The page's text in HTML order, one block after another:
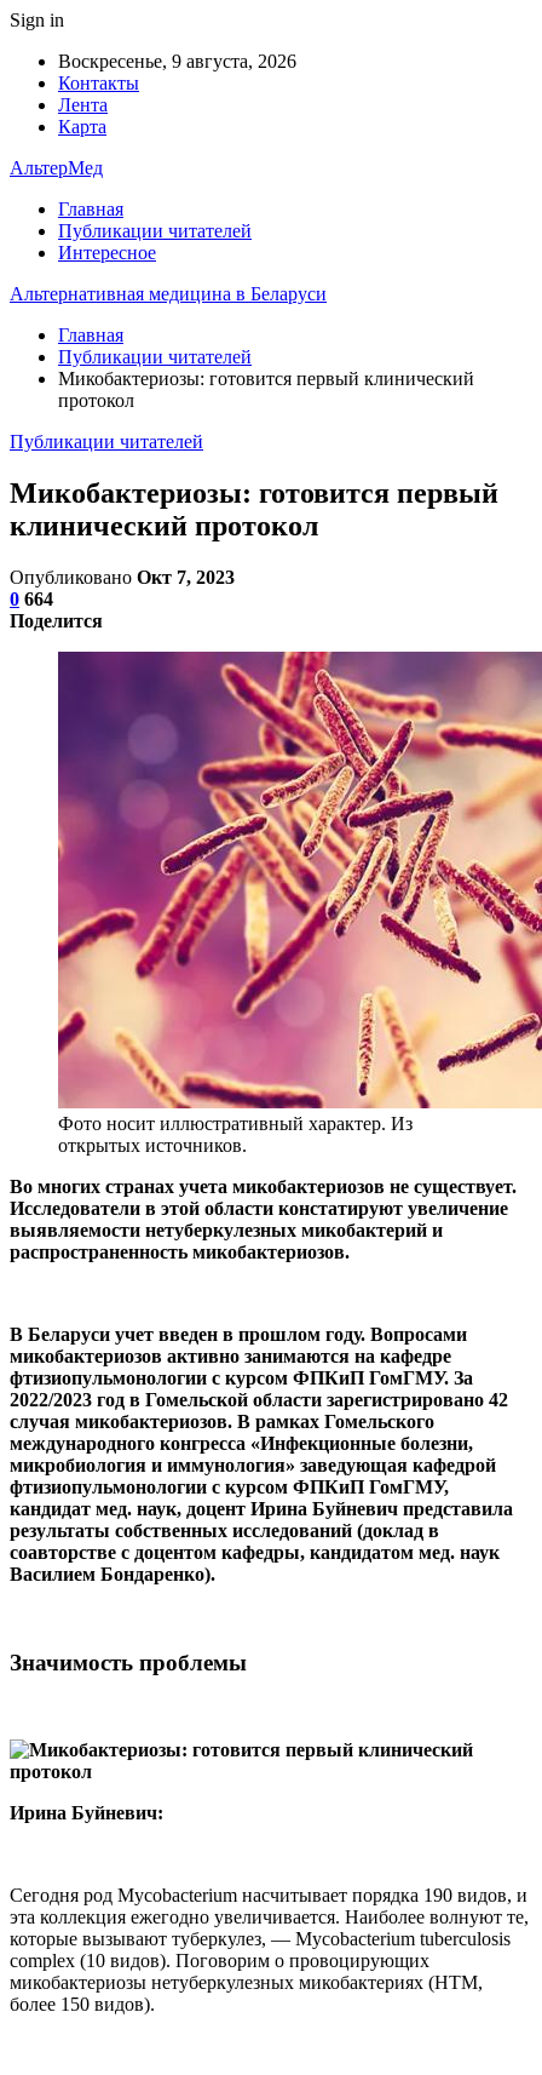
Sign in
Воскресенье, 9 августа, 2026
Контакты
Лента
Карта
АльтерМед
Главная
Публикации читателей
Интересное
Альтернативная медицина в Беларуси
Главная
Публикации читателей
Микобактериозы: готовится первый клинический
протокол
Публикации читателей
Микобактериозы: готовится первый
клинический протокол
Опубликовано Окт 7, 2023
0 664
Поделится
Фото носит иллюстративный характер. Из
открытых источников.
Во многих странах учета микобактериозов не существует.
Исследователи в этой области констатируют увеличение
выявляемости нетуберкулезных микобактерий и
распространенность микобактериозов.
В Беларуси учет введен в прошлом году. Вопросами
микобактериозов активно занимаются на кафедре
фтизиопульмонологии с курсом ФПКиП ГомГМУ. За
2022/2023 год в Гомельской области зарегистрировано 42
случая микобактериозов. В рамках Гомельского
международного конгресса «Инфекционные болезни,
микробиология и иммунология» заведующая кафедрой
фтизиопульмонологии с курсом ФПКиП ГомГМУ,
кандидат мед. наук, доцент Ирина Буйневич представила
результаты собственных исследований (доклад в
соавторстве с доцентом кафедры, кандидатом мед. наук
Василием Бондаренко).
Значимость проблемы
Ирина Буйневич:
Сегодня род Mycobacterium насчитывает порядка 190 видов, и
эта коллекция ежегодно увеличивается. Наиболее волнуют те,
которые вызывают туберкулез, — Mycobacterium tuberculosis
complex (10 видов). Поговорим о провоцирующих
микобактериозы нетуберкулезных микобактериях (НТМ,
более 150 видов).